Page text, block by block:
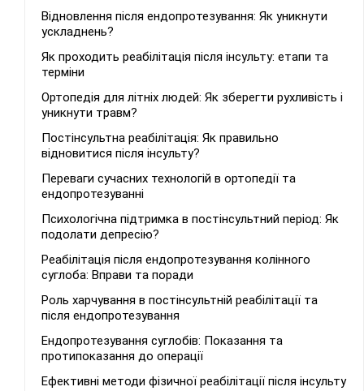
Відновлення після ендопротезування: Як уникнути
ускладнень?
Як проходить реабілітація після інсульту: етапи та
терміни
Ортопедія для літніх людей: Як зберегти рухливість і
уникнути травм?
Постінсультна реабілітація: Як правильно
відновитися після інсульту?
Переваги сучасних технологій в ортопедії та
ендопротезуванні
Психологічна підтримка в постінсультний період: Як
подолати депресію?
Реабілітація після ендопротезування колінного
суглоба: Вправи та поради
Роль харчування в постінсультній реабілітації та
після ендопротезування
Ендопротезування суглобів: Показання та
протипоказання до операції
Ефективні методи фізичної реабілітації після інсульту